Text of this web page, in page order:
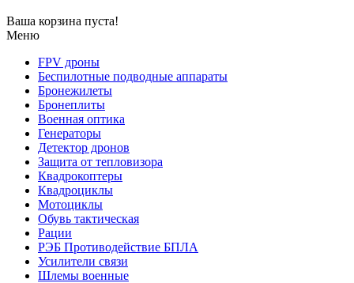
Ваша корзина пуста!
Меню
FPV дроны
Беспилотные подводные аппараты
Бронежилеты
Бронеплиты
Военная оптика
Генераторы
Детектор дронов
Защита от тепловизора
Квадрокоптеры
Квадроциклы
Мотоциклы
Обувь тактическая
Рации
РЭБ Противодействие БПЛА
Усилители связи
Шлемы военные